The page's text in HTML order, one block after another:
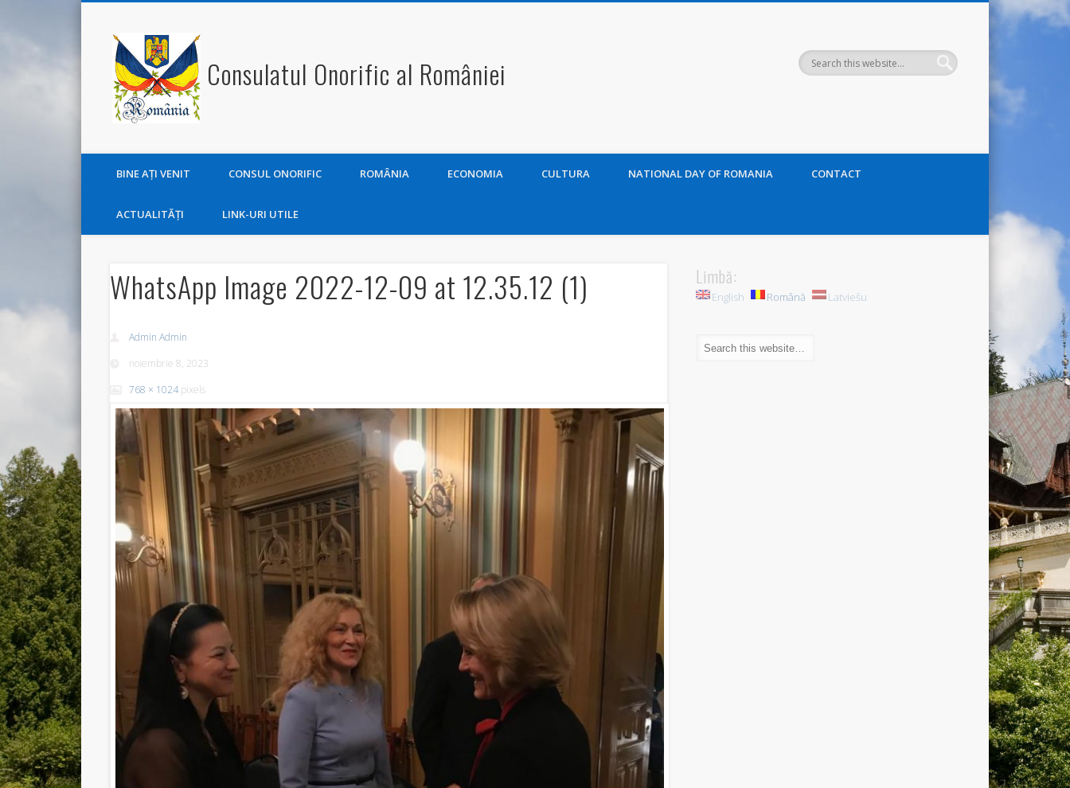
Consulatul Onorific al României
BINE AŢI VENIT CONSUL ONORIFIC ROMÂNIA ECONOMIA CULTURA NATIONAL DAY OF ROMANIA CONTACT
ACTUALITĂŢI LINK-URI UTILE
WhatsApp Image 2022-12-09 at 12.35.12 (1)
Admin Admin
noiembrie 8, 2023
768 × 1024 pixels
Limbă:
English Română Latviešu